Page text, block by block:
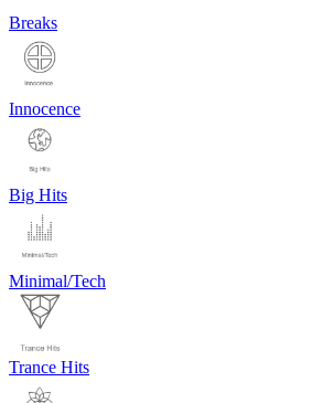
Breaks
Innocence
Big Hits
Minimal/Tech
Trance Hits